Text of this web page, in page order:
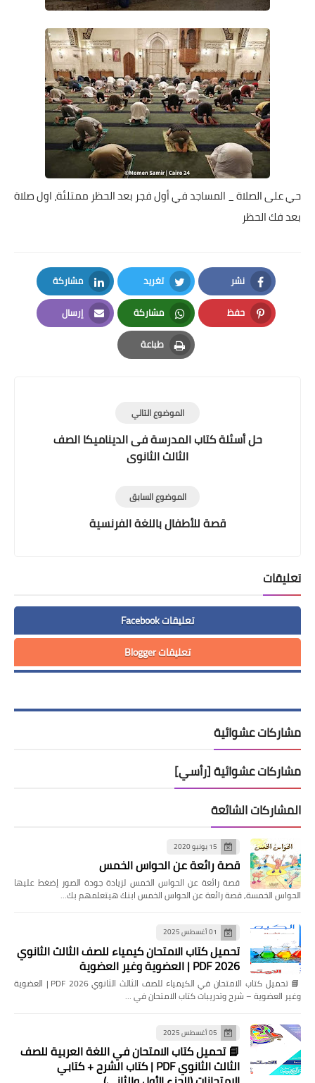
حي على الصلاة _ المساجد في أول فجر بعد الحظر ممتلئة، اول صلاة
بعد فك الحظر
نشر
Facebook
تغريد
Twitter
مشاركة
LinkedIn
حفظ
Pinterest
مشاركة
Whatsapp
إرسال
Email
طباعة
Print
الموضوع التالي
حل أسئلة كتاب المدرسة فى الديناميكا الصف
الثالث الثانوى
الموضوع السابق
قصة للأطفال باللغة الفرنسية
تعليقات
تعليقات Facebook
تعليقات Blogger
مشاركات عشوائية
مشاركات عشوائية [رأسي]
المشاركات الشائعة
15 يونيو 2020
قصة رائعة عن الحواس الخمس
قصة رائعة عن الحواس الخمس لزيادة جودة الصور إضغط عليها
الحواس الخمسة, قصة رائعة عن الحواس الخمس ابنك هيتعلمهم بك…
01 أغسطس 2025
تحميل كتاب الامتحان كيمياء للصف الثالث الثانوي
2026 PDF | العضوية وغير العضوية
📘 تحميل كتاب الامتحان في الكيمياء للصف الثالث الثانوي 2026 PDF | العضوية
وغير العضوية – شرح وتدريبات كتاب الامتحان في …
05 أغسطس 2025
📘 تحميل كتاب الامتحان في اللغة العربية للصف
الثالث الثانوي PDF | كتاب الشرح + كتابي